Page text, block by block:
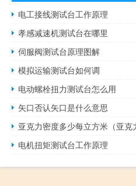
电工接线测试台工作原理
孝感减速机测试台在哪里
伺服阀测试台原理图解
模拟运输测试台如何调
电动螺栓扭力测试台怎么用
矢口否认矢口是什么意思
亚克力密度多少每立方米（亚克
电机扭矩测试台工作原理